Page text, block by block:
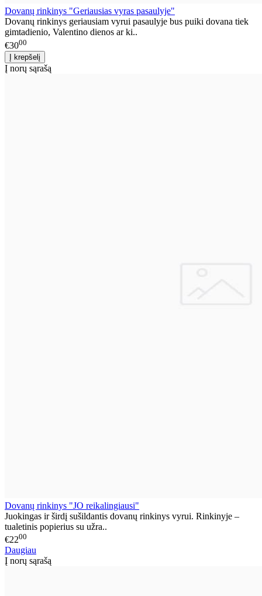
Dovanų rinkinys "Geriausias vyras pasaulyje"
Dovanų rinkinys geriausiam vyrui pasaulyje bus puiki dovana tiek
gimtadienio, Valentino dienos ar ki..
€3000
Į norų sąrašą
Dovanų rinkinys "JO reikalingiausi"
Juokingas ir širdį sušildantis dovanų rinkinys vyrui. Rinkinyje –
tualetinis popierius su užra..
€2200
Daugiau
Į norų sąrašą